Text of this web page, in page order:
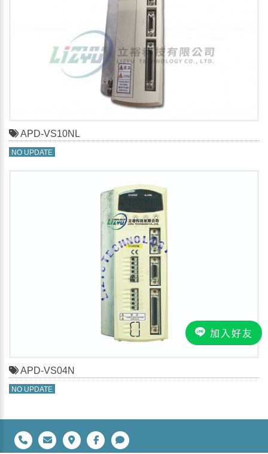
加入好友
APD-VS10NL
NO UPDATE
APD-VS04N
NO UPDATE